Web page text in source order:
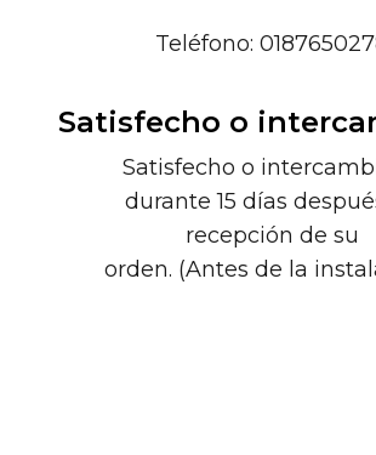
Teléfono:
Satisfecho o
Satisfecho o
durante 15 días
recepción de su
orden. (Antes de la